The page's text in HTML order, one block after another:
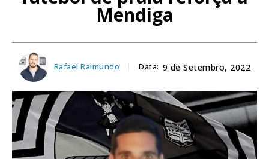
Mendiga
Rafael Raimundo Data: 9 de Setembro, 2022